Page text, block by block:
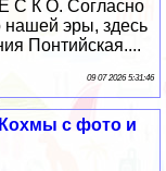
С К О. Согласно
нашей эры, здесь
Понтийская....
09 07 2026 5:31:46
с фото и